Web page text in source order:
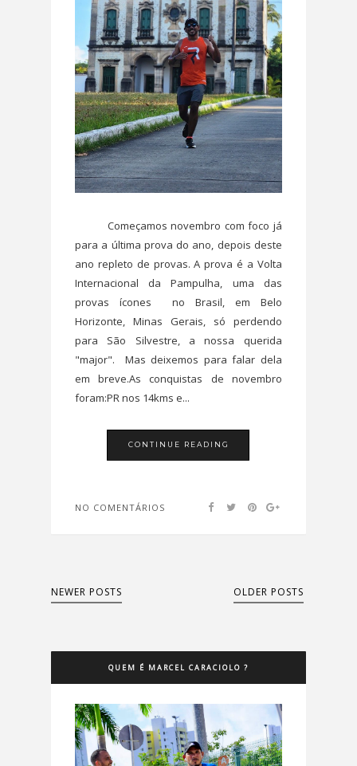
Começamos novembro com foco já
para a última prova do ano, depois deste
ano repleto de provas. A prova é a Volta
Internacional da Pampulha, uma das
provas ícones no Brasil, em Belo
Horizonte, Minas Gerais, só perdendo
para São Silvestre, a nossa querida
"major". Mas deixemos para falar dela
em breve.As conquistas de novembro
foram:PR nos 14kms e...
CONTINUE READING
NO COMENTÁRIOS
NEWER POSTS OLDER POSTS
QUEM É MARCEL CARACIOLO ?